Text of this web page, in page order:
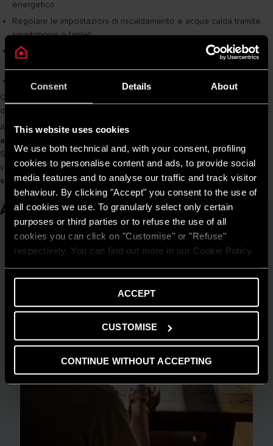
Consent Details About
This website uses cookies
We use both technical and, with your consent, profiling
cookies to personalise content and ads, to provide social
media features and to analyse our traffic and track visitor
behaviour. By clicking "Accept" you consent to the use of
all cookies we use. To granularly select only certain
purposes or third parties or to refuse the use of all
cookies you can click on "Customise" or "Refuse"
respectively. You can find out more in our Cookie Policy.
ACCEPT
CUSTOMISE
CONTINUE WITHOUT ACCEPTING
energetico
Regolare le impostazioni di riscaldamento e acqua calda tramite
smartphone o tablet
Programmare gli orari di funzionamento in base alle proprie
Ricevere notifiche utili in caso di anomalie o malfunzionamenti
Queste funzioni favoriscono un uso più consapevole ed efficiente
dell’energia nel tempo.
Ariston offre una gamma completa di soluzioni che uniscono
affidabilità, tecnologia e consapevolezza energetica
Scegliere un sistema moderno e connesso è un passo importante
verso unagestione dell’energia domestica più responsabile e
sostenibile.
Articoli correlati